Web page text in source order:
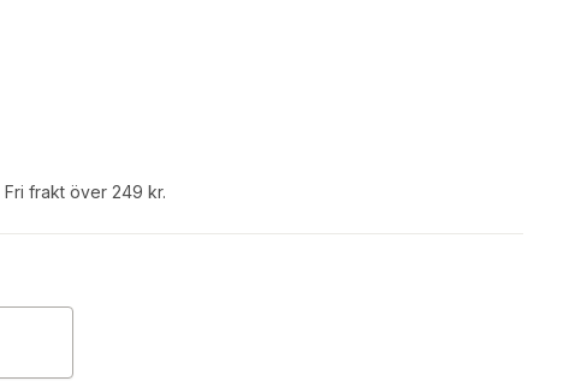
Fri frakt över 249 kr.